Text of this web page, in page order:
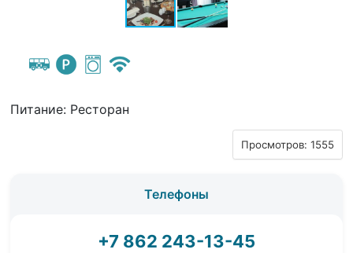
Питание: Ресторан
Просмотров: 1555
Телефоны
+7 862 243-13-45